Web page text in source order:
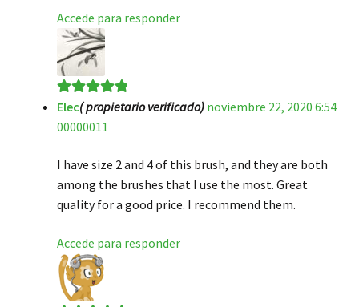
Accede para responder
Valorado en5
de 5
Elec( propietario verificado) noviembre 22, 2020 6:54
00000011
I have size 2 and 4 of this brush, and they are both
among the brushes that I use the most. Great
quality for a good price. I recommend them.
Accede para responder